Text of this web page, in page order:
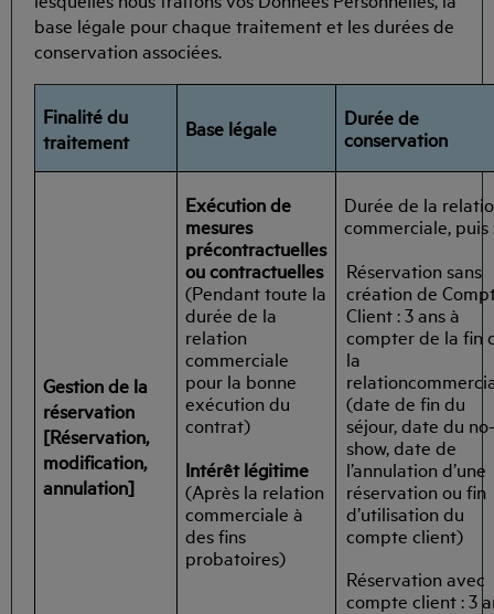
base légale pour chaque traitement et les durées de
conservation associées.
Finalité du
traitement
Base légale
Durée de
conservation
Gestion de la
réservation
[Réservation,
modification,
annulation]
Exécution de
mesures
précontractuelles
ou contractuelles
(Pendant toute la
durée de la
relation
commerciale
pour la bonne
exécution du
contrat)
Intérêt légitime
(Après la relation
commerciale à
des fins
probatoires)
Durée de la
commerciale, puis
Réservation sans
création de
Client : 3 ans à
compter de la fin
la
(date de fin du
séjour, date du
show, date de
l’annulation d’une
réservation ou fin
d’utilisation du
compte client)
Réservation avec
compte client : 3